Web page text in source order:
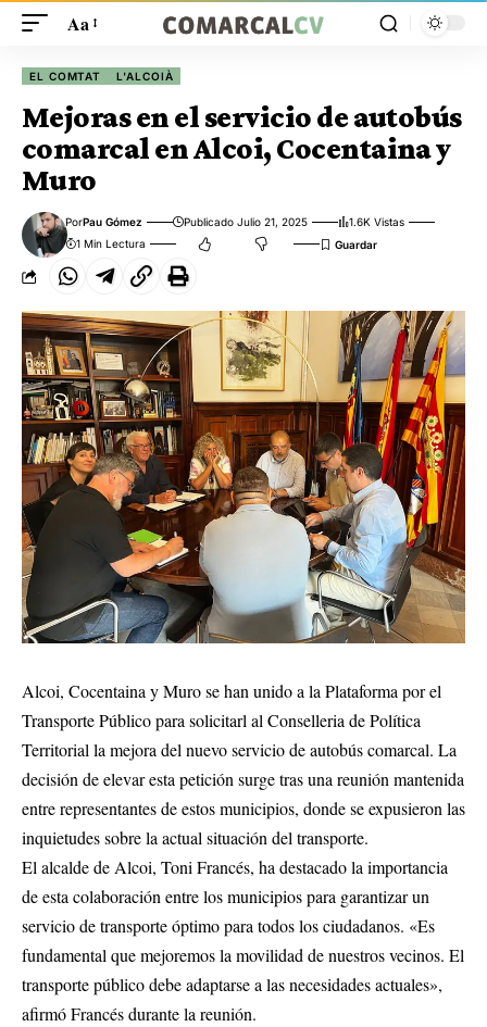
Aa
EL COMTAT L'ALCOIÀ
Mejoras en el servicio de autobús
comarcal en Alcoi, Cocentaina y
Muro
PorPau Gómez Publicado Julio 21, 2025
1.6K Vistas
1 Min Lectura
Alcoi, Cocentaina y Muro se han unido a la Plataforma por el
Transporte Público para solicitarl al Conselleria de Política
Territorial la mejora del nuevo servicio de autobús comarcal. La
decisión de elevar esta petición surge tras una reunión mantenida
entre representantes de estos municipios, donde se expusieron las
inquietudes sobre la actual situación del transporte.
El alcalde de Alcoi, Toni Francés, ha destacado la importancia
de esta colaboración entre los municipios para garantizar un
servicio de transporte óptimo para todos los ciudadanos. «Es
fundamental que mejoremos la movilidad de nuestros vecinos. El
transporte público debe adaptarse a las necesidades actuales»,
afirmó Francés durante la reunión.